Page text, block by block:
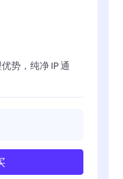
势，纯净 IP 通